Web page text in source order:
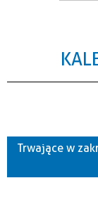
Szukana fraza
Trwające w